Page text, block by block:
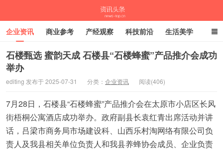
资讯头条
企业资讯 商业参考 产经观察 科技前沿 生活美学
时尚潮流 母婴亲子 专栏
石楼甄选 蜜韵天成 石楼县“石楼蜂蜜”产品推介会成功
举办
editing 发布于 2025-07-31 分类： 企业资讯 阅读(406)
7月28日，石楼县“石楼蜂蜜”产品推介会在太原市小店区长风
街梧桐公寓酒店成功举办。政府副县长袁红青出席活动并讲
话，吕梁市商务局市场建设科、山西乐村淘网络有限公司负
责人及我县相关单位负责人和我县养蜂协会成员、企业负责